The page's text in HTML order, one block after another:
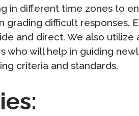
STAMP을 히브리어로
STAMP 라틴어용
이벤트
in different time zones to
difficult responses.
and direct. We also
who will help in guiding
criteria and standards.